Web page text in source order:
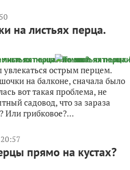
на листьях перца.
увлекаться острым перцем.
на балконе, сначала было
вот такая проблема, не
садовод, что за зараза
Или грибковое?...
прямо на кустах?